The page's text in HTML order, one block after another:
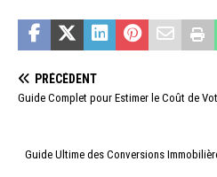
PRÉCÉDENT
Guide Complet pour Estimer le Coût de
Guide Ultime des Conversions